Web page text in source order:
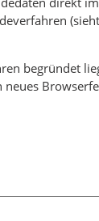
begründet